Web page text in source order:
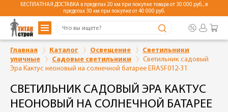
БЕСПЛАТНАЯ ДОСТАВКА в пределах 20 км при покупке товара от 30 000 руб., в
пределах 30 км при покупке от 40 000 руб.
Главная Каталог Освещение
Светильники
уличные
Садовые светильники
Светильник садовый
Эра Кактус неоновый на солнечной батарее ERASF012-31
СВЕТИЛЬНИК САДОВЫЙ ЭРА КАКТУС
НЕОНОВЫЙ НА СОЛНЕЧНОЙ БАТАРЕЕ